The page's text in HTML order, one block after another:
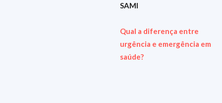
SAMI
Qual a diferença entre
urgência e emergência em
saúde?